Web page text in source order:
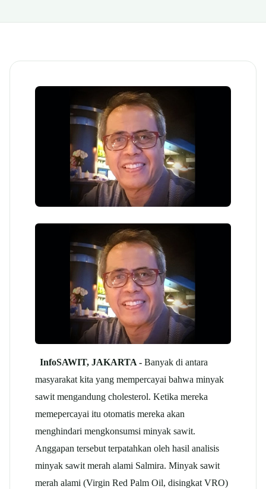
InfoSAWIT, JAKARTA - Banyak di antara
masyarakat kita yang mempercayai bahwa minyak
sawit mengandung cholesterol. Ketika mereka
memepercayai itu otomatis mereka akan
menghindari mengkonsumsi minyak sawit.
Anggapan tersebut terpatahkan oleh hasil analisis
minyak sawit merah alami Salmira. Minyak sawit
merah alami (Virgin Red Palm Oil, disingkat VRO)